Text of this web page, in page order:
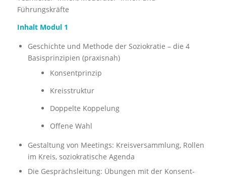
Führungskräfte
Inhalt Modul 1
Geschichte und Methode der Soziokratie – die 4
Basisprinzipien (praxisnah)
Konsentprinzip
Kreisstruktur
Doppelte Koppelung
Offene Wahl
Gestaltung von Meetings: Kreisversammlung, Rollen
im Kreis, soziokratische Agenda
Die Gesprächsleitung: Übungen mit der Konsent-